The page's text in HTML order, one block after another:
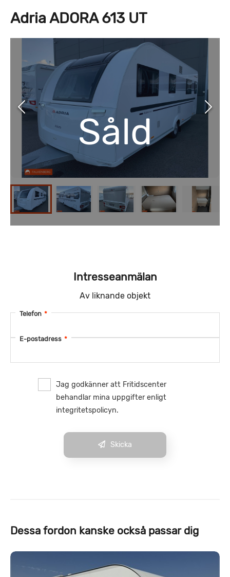
Adria ADORA 613 UT
Såld
Intresseanmälan
Av liknande objekt
Telefon *
E-postadress *
Jag godkänner att Fritidscenter
behandlar mina uppgifter enligt
integritetspolicyn.
Skicka
Dessa fordon kanske också passar dig